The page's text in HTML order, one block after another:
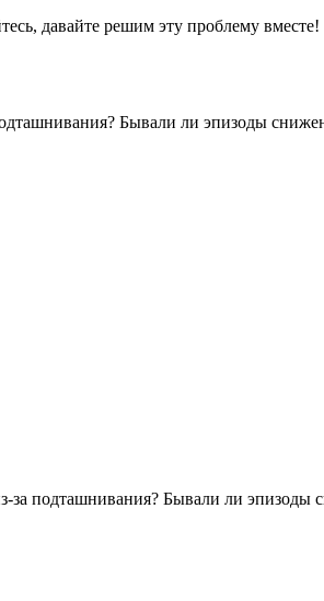
давайте решим эту проблему вместе!
Бывали ли эпизоды
за подташнивания? Бывали ли эпизоды